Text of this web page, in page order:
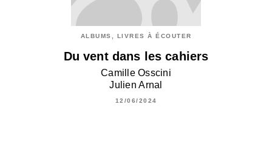
ALBUMS, LIVRES À ÉCOUTER
Du vent dans les cahiers
Camille Osscini
Julien Arnal
12/06/2024